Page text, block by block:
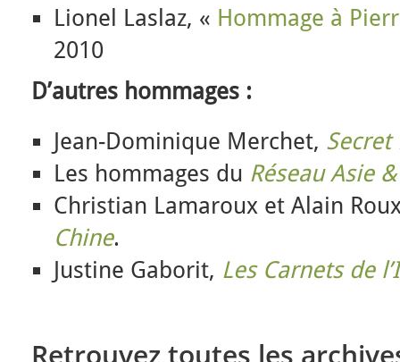
Lionel Laslaz, « Hommage à
2010
D’autres hommages :
Jean-Dominique Merchet, Secret
Les hommages du Réseau Asie
Christian Lamaroux et Alain
Chine.
Justine Gaborit, Les Carnets de
Retrouvez toutes les